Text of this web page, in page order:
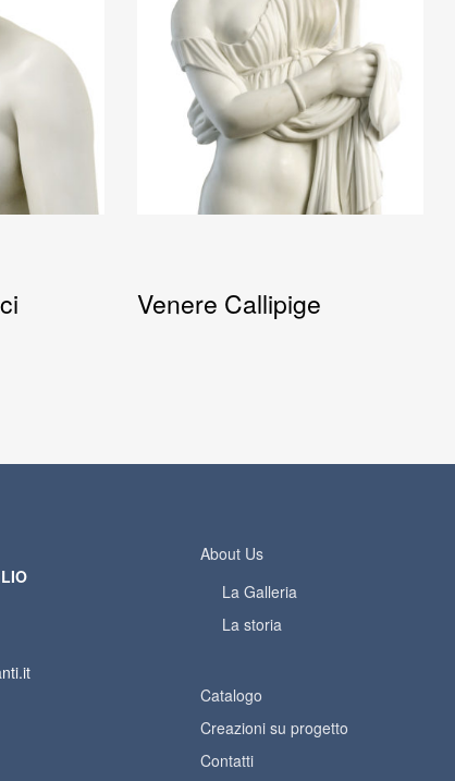
Venere Callipige
About Us
La Galleria
La storia
Catalogo
Creazioni su progetto
Contatti